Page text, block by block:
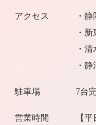
アクセス
・
・
・
・
駐車場 7台
営業時間
【